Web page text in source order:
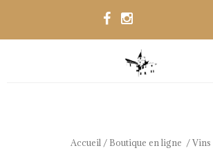
Accueil / Boutique en ligne /Vins